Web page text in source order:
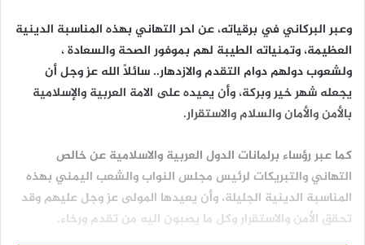
وعبر البركاني في برقياته، عن احر التهاني بهذه المناسبة الدينية
العظيمة، وتمنياته الطيبة لهم بموفور الصحة والسعادة ،
ولشعوب دولهم دوام التقدم والازدهار.. سائلاً الله عز وجل أن
يجعله شهر خير وبركة، وأن يعيده على الامة العربية والإسلامية
بالأمن والأمان والسلام والاستقرار.
كما عبر رؤساء برلمانات الدول العربية والاسلامية عن خالص
التهاني والتبريكات لرئيس مجلس النواب والشعب اليمني بهذه
المناسبة الدينية الجليلة، وأن يعيدها المولى عز وجل عليهم وقد
تحقق الأمن والاستقرار وكل ما يصبون اليه من تقدم ورخاء.